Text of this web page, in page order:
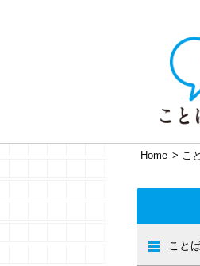
Home > こ
こと